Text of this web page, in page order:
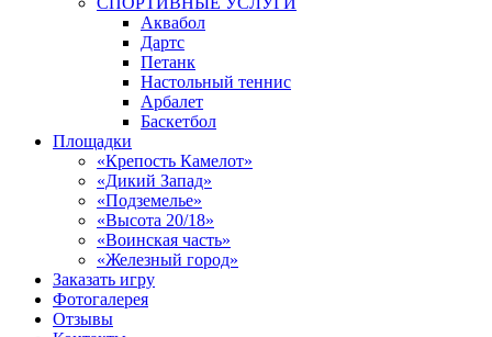
Аквабол
Дартс
Петанк
Настольный теннис
Арбалет
Баскетбол
Площадки
«Крепость Камелот»
«Дикий Запад»
«Подземелье»
«Высота 20/18»
«Воинская часть»
«Железный город»
Заказать игру
Фотогалерея
Отзывы